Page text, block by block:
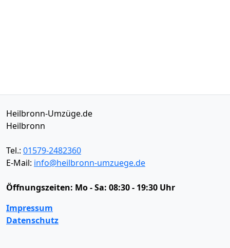
Heilbronn-Umzüge.de
Heilbronn
Tel.: 01579-2482360
E-Mail: info@heilbronn-umzuege.de
Öffnungszeiten: Mo - Sa: 08:30 - 19:30 Uhr
Impressum
Datenschutz